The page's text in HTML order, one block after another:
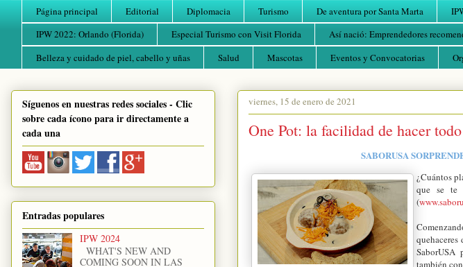
Página principal Editorial Diplomacia Turismo De aventura por Santa Marta
IPW 2022: Orlando (Florida)
Especial Turismo con Visit Florida Así nació: Emprendedores
Belleza y cuidado de piel, cabello y uñas
Salud Mascotas Eventos y Convocatorias
viernes, 15 de enero de 2021
One Pot: la facilidad de hacer
SABORUSA
¿Cuántos
que se te
(
SaborUSA
también
Síguenos en nuestras redes sociales - Clic
sobre cada ícono para ir directamente a
cada una
Entradas populares
IPW 2024
WHAT'S NEW AND
COMING SOON IN LAS